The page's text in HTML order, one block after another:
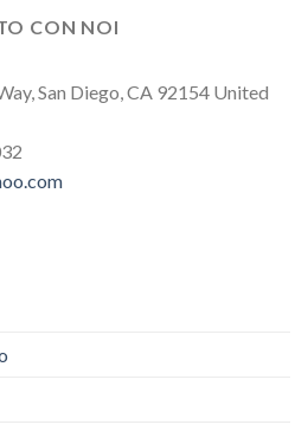
CON NOI
San Diego, CA 92154 United